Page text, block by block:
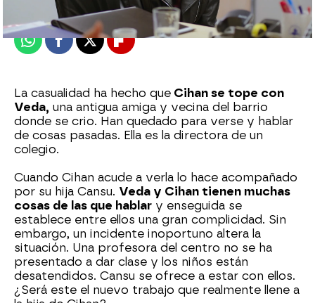
Publicado: 08 de junio de 2022, 22:49
WhatsappFacebook
X Flipboard
La casualidad ha hecho que Cihan se tope con
Veda, una antigua amiga y vecina del barrio
donde se crio. Han quedado para verse y hablar
de cosas pasadas. Ella es la directora de un
colegio.
Cuando Cihan acude a verla lo hace acompañado
por su hija Cansu. Veda y Cihan tienen muchas
cosas de las que hablar y enseguida se
establece entre ellos una gran complicidad. Sin
embargo, un incidente inoportuno altera la
situación. Una profesora del centro no se ha
presentado a dar clase y los niños están
desatendidos. Cansu se ofrece a estar con ellos.
¿Será este el nuevo trabajo que realmente llene a